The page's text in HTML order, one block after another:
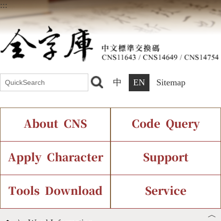
:::
中 EN Sitemap
About CNS
Introduction Current Status
Chinese Code Status
Code Query
IDS Query
Components Query
Apply Character
Application Process
Support
Font Instant Display
Tools Download Service
︿